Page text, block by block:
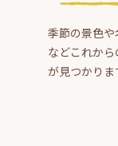
季節の景色
などこれか
が見つかり